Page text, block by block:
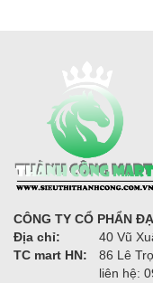
CÔNG TY CỔ PHẨN
Địa chỉ:
40 Vũ
TC mart HN:
86 Lê
liên hệ: